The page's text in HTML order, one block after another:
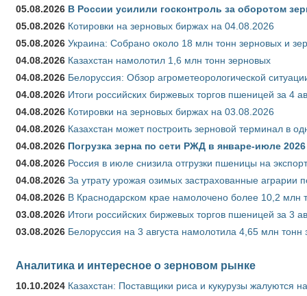
05.08.2026 В России усилили госконтроль за оборотом
05.08.2026 Котировки на зерновых биржах на 04.08.2026
05.08.2026 Украина: Собрано около 18 млн тонн зерновых и
04.08.2026 Казахстан намолотил 1,6 млн тонн зерновых
04.08.2026 Белоруссия: Обзор агрометеорологической
04.08.2026 Итоги российских биржевых торгов пшеницей за 4
04.08.2026 Котировки на зерновых биржах на 03.08.2026
04.08.2026 Казахстан может построить зерновой терминал в
04.08.2026 Погрузка зерна по сети РЖД в январе-июле
04.08.2026 Россия в июле снизила отгрузки пшеницы на
04.08.2026 За утрату урожая озимых застрахованные аграрии
04.08.2026 В Краснодарском крае намолочено более 10,2 млн
03.08.2026 Итоги российских биржевых торгов пшеницей за 3
03.08.2026 Белоруссия на 3 августа намолотила 4,65 млн тонн
Аналитика и интересное о зерновом рынке
10.10.2024 Казахстан: Поставщики риса и кукурузы жалуются